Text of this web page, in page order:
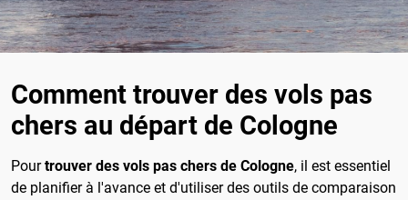
Comment trouver des vols pas
chers au départ de Cologne
Pourtrouver des vols pas chers de Cologne, il est essentiel
de planifier à l'avance et d'utiliser des outils de comparaison